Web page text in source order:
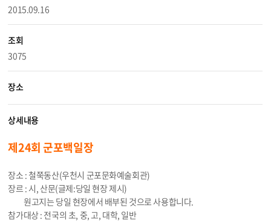
2015.09.16
조회
3075
장소
상세내용
제24회 군포백일장
장소 : 철쭉동산(우천시 군포문화예술회관)
장르 : 시, 산문(글제:당일 현장 제시)
원고지는 당일 현장에서 배부된 것으로 사용합니다.
참가대상 : 전국의 초, 중, 고, 대학, 일반